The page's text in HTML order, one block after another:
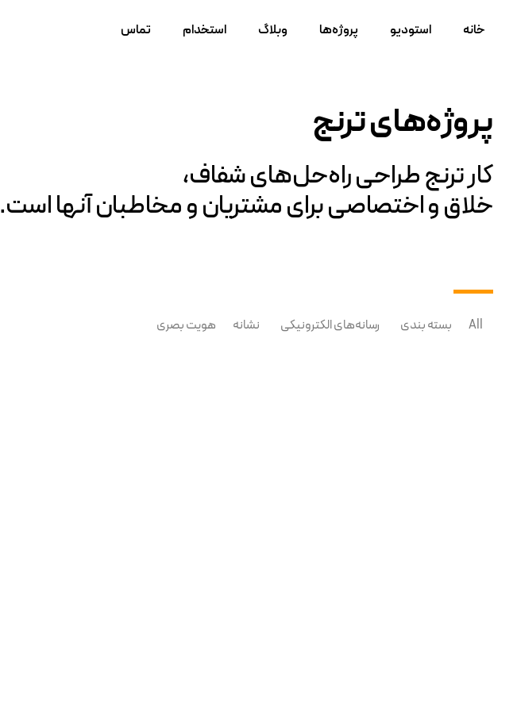
خانه استودیو پروژه‌ها وبلاگ استخدام تماس
پروژه‌های ترنج
کار ترنج طراحی راه‌حل‌های شفاف،
خلاق و اختصاصی برای مشتریان و مخاطبان آنها است.
All بسته بندی رسانه‌های الکترونیکی نشانه هویت بصری